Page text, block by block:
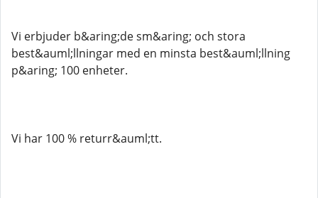
Vi erbjuder b&aring;de sm&aring; och stora
best&auml;llningar med en minsta best&auml;llning
p&aring; 100 enheter.
Vi har 100 % returr&auml;tt.